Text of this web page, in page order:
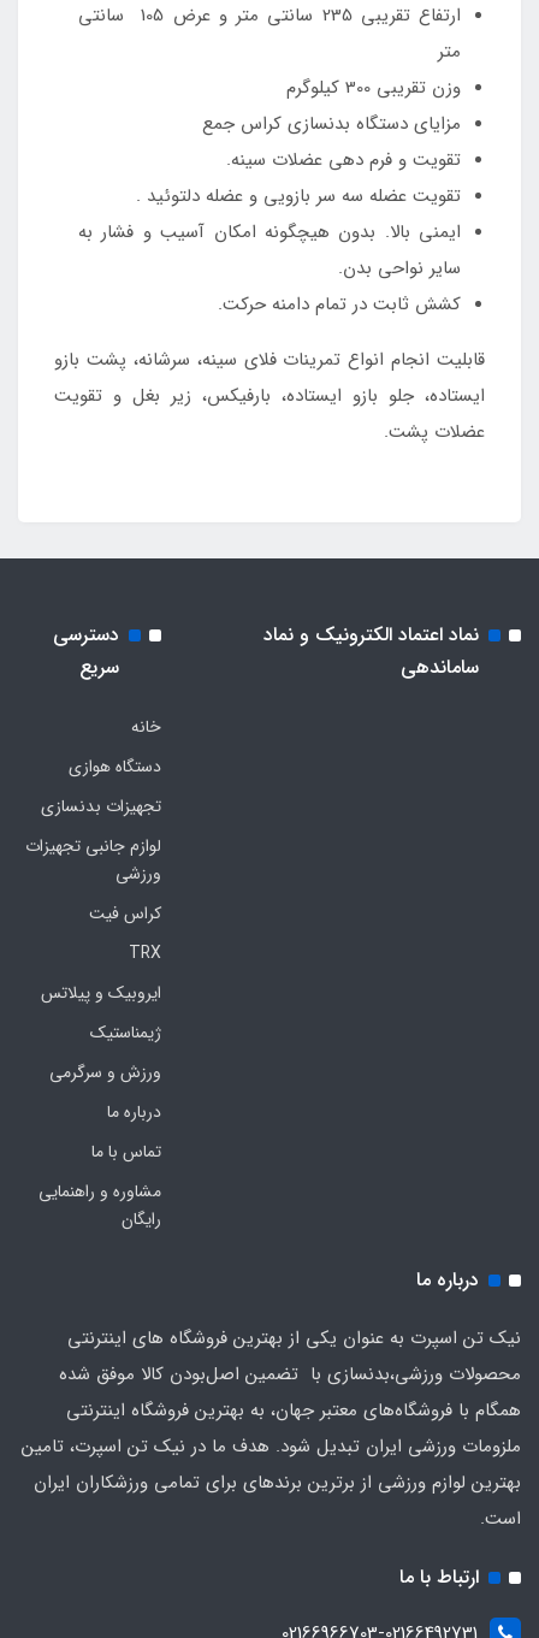
ارتفاع تقریبی 235 سانتی متر و عرض 105 سانتی
متر
وزن تقریبی 300 کیلوگرم
مزایای دستگاه بدنسازی کراس جمع
تقویت و فرم دهی عضلات سینه.
تقویت عضله سه سر بازویی و عضله دلتوئید .
ایمنی بالا. بدون هیچگونه امکان آسیب و فشار به
سایر نواحی بدن.
کشش ثابت در تمام دامنه حرکت.
قابلیت انجام انواع تمرینات فلای سینه، سرشانه، پشت بازو
ایستاده، جلو بازو ایستاده، بارفیکس، زیر بغل و تقویت
عضلات پشت.
نماد اعتماد الکترونیک و نماد
ساماندهی
دسترسی
سریع
خانه
دستگاه هوازی
تجهیزات بدنسازی
لوازم جانبی تجهیزات
ورزشی
کراس فیت
TRX
ایروبیک و پیلاتس
ژیمناستیک
ورزش و سرگرمی
درباره ما
تماس با ما
مشاوره و راهنمایی
رایگان
درباره ما
نیک تن اسپرت به عنوان یکی از بهترین فروشگاه های اینترنتی
محصولات ورزشی،بدنسازی با تضمین اصل‌بودن کالا موفق شده
همگام با فروشگاه‌های معتبر جهان، به بهترین فروشگاه اینترنتی
ملزومات ورزشی ایران تبدیل شود. هدف ما در نیک تن اسپرت، تامین
بهترین لوازم ورزشی از برترین برندهای برای تمامی ورزشکاران ایران
است.
ارتباط با ما